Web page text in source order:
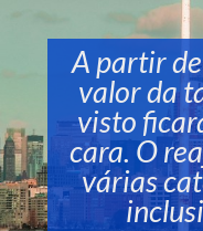
A partir
valor da
visto
cara. O
várias